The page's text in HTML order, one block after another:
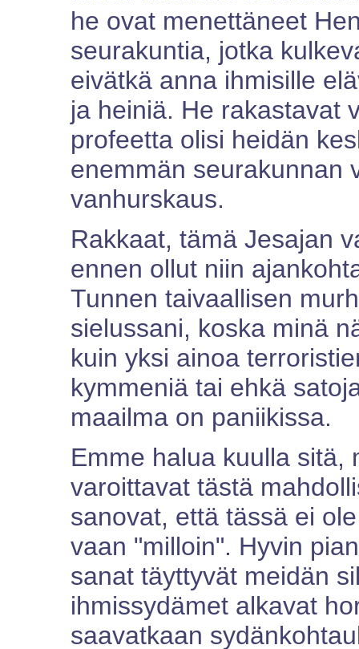
he ovat menettäneet
seurakuntia, jotka
eivätkä anna ihmisille
ja heiniä. He rakastavat
profeetta olisi heidän
enemmän seurakunnan
vanhurskaus.
Rakkaat, tämä Jesajan
ennen ollut niin
Tunnen taivaallisen
sielussani, koska minä
kuin yksi ainoa
kymmeniä tai ehkä
maailma on paniikissa.
Emme halua kuulla sitä,
varoittavat tästä
sanovat, että tässä ei
vaan "milloin". Hyvin
sanat täyttyvät meidän
ihmissydämet alkavat
saavatkaan